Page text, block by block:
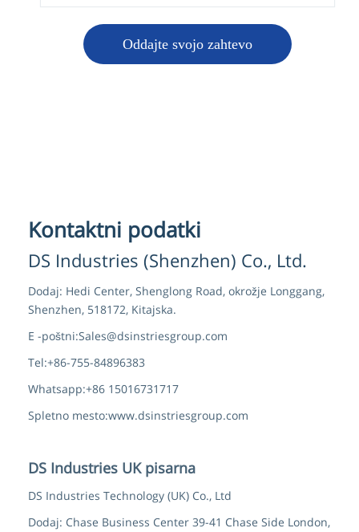
Oddajte svojo zahtevo
Kontaktni podatki
DS Industries (Shenzhen) Co., Ltd.
Dodaj: Hedi Center, Shenglong Road, okrožje Longgang,
Shenzhen, 518172, Kitajska.
E -poštni:Sales@dsinstriesgroup.com
Tel:+86-755-84896383
Whatsapp:+86 15016731717
Spletno mesto:www.dsinstriesgroup.com
DS Industries UK pisarna
DS Industries Technology (UK) Co., Ltd
Dodaj: Chase Business Center 39-41 Chase Side London,